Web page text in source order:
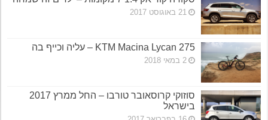
21 באוגוסט 2017
KTM Macina Lycan 275 – עליה וכייף בה
2 במאי 2018
סוזוקי קרוסאובר טורבו – החל ממרץ 2017
בישראל